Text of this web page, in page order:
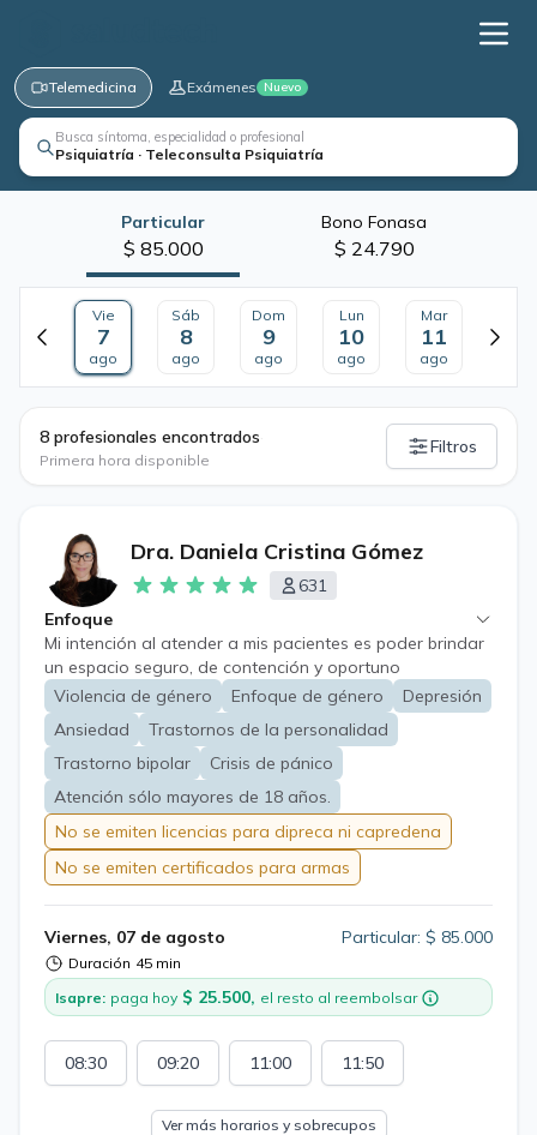
Telemedicina Exámenes Nuevo
Busca síntoma, especialidad o profesional
Psiquiatría · Teleconsulta Psiquiatría
Particular
$ 85.000
Bono Fonasa
$ 24.790
Vie
7
ago
Sáb
8
ago
Dom
9
ago
Lun
10
ago
Mar
11
ago
8 profesionales encontrados
Primera hora disponible
Filtros
Dra. Daniela Cristina Gómez
631
Enfoque
Mi intención al atender a mis pacientes es poder brindar
un espacio seguro, de contención y oportuno
tratamiento en áreas como Trastorno de Ansiedad,
Depresión, Trastorno Bipolar, Estrés laboral, Crisis de
Pánico, Depresión en el embarazo y postparto,
Trastornos adaptativos, Trastornos de Personalidad,
Trastorno de Estrés post traumático,Trastornos por
Dolor, Trauma Complejo, Trauma Relacional temprano,
Vícitmas de violencia de género con enfoque de género.
Violencia de género Enfoque de género
Depresión
Ansiedad
Trastornos de la personalidad
Trastorno bipolar
Crisis de pánico
Atención sólo mayores de 18 años.
No se emiten licencias para dipreca ni capredena
No se emiten certificados para armas
Viernes, 07 de agosto
Duración 45 min
Particular: $ 85.000
Isapre: paga hoy $ 25.500, el resto al reembolsar
08:30 09:20 11:00 11:50
Ver más horarios y sobrecupos